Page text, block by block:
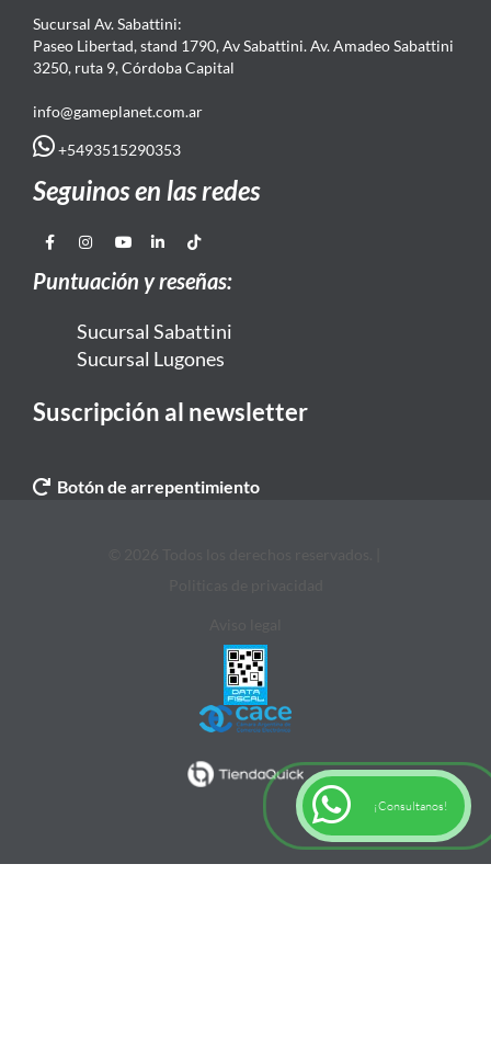
Sucursal Av. Sabattini:
Paseo Libertad, stand 1790, Av Sabattini. Av. Amadeo Sabattini
3250, ruta 9, Córdoba Capital
info@gameplanet.com.ar
+5493515290353
Seguinos en las redes
Puntuación y reseñas:
Sucursal Sabattini
Sucursal Lugones
Suscripción al newsletter
Botón de arrepentimiento
¡Consultanos!